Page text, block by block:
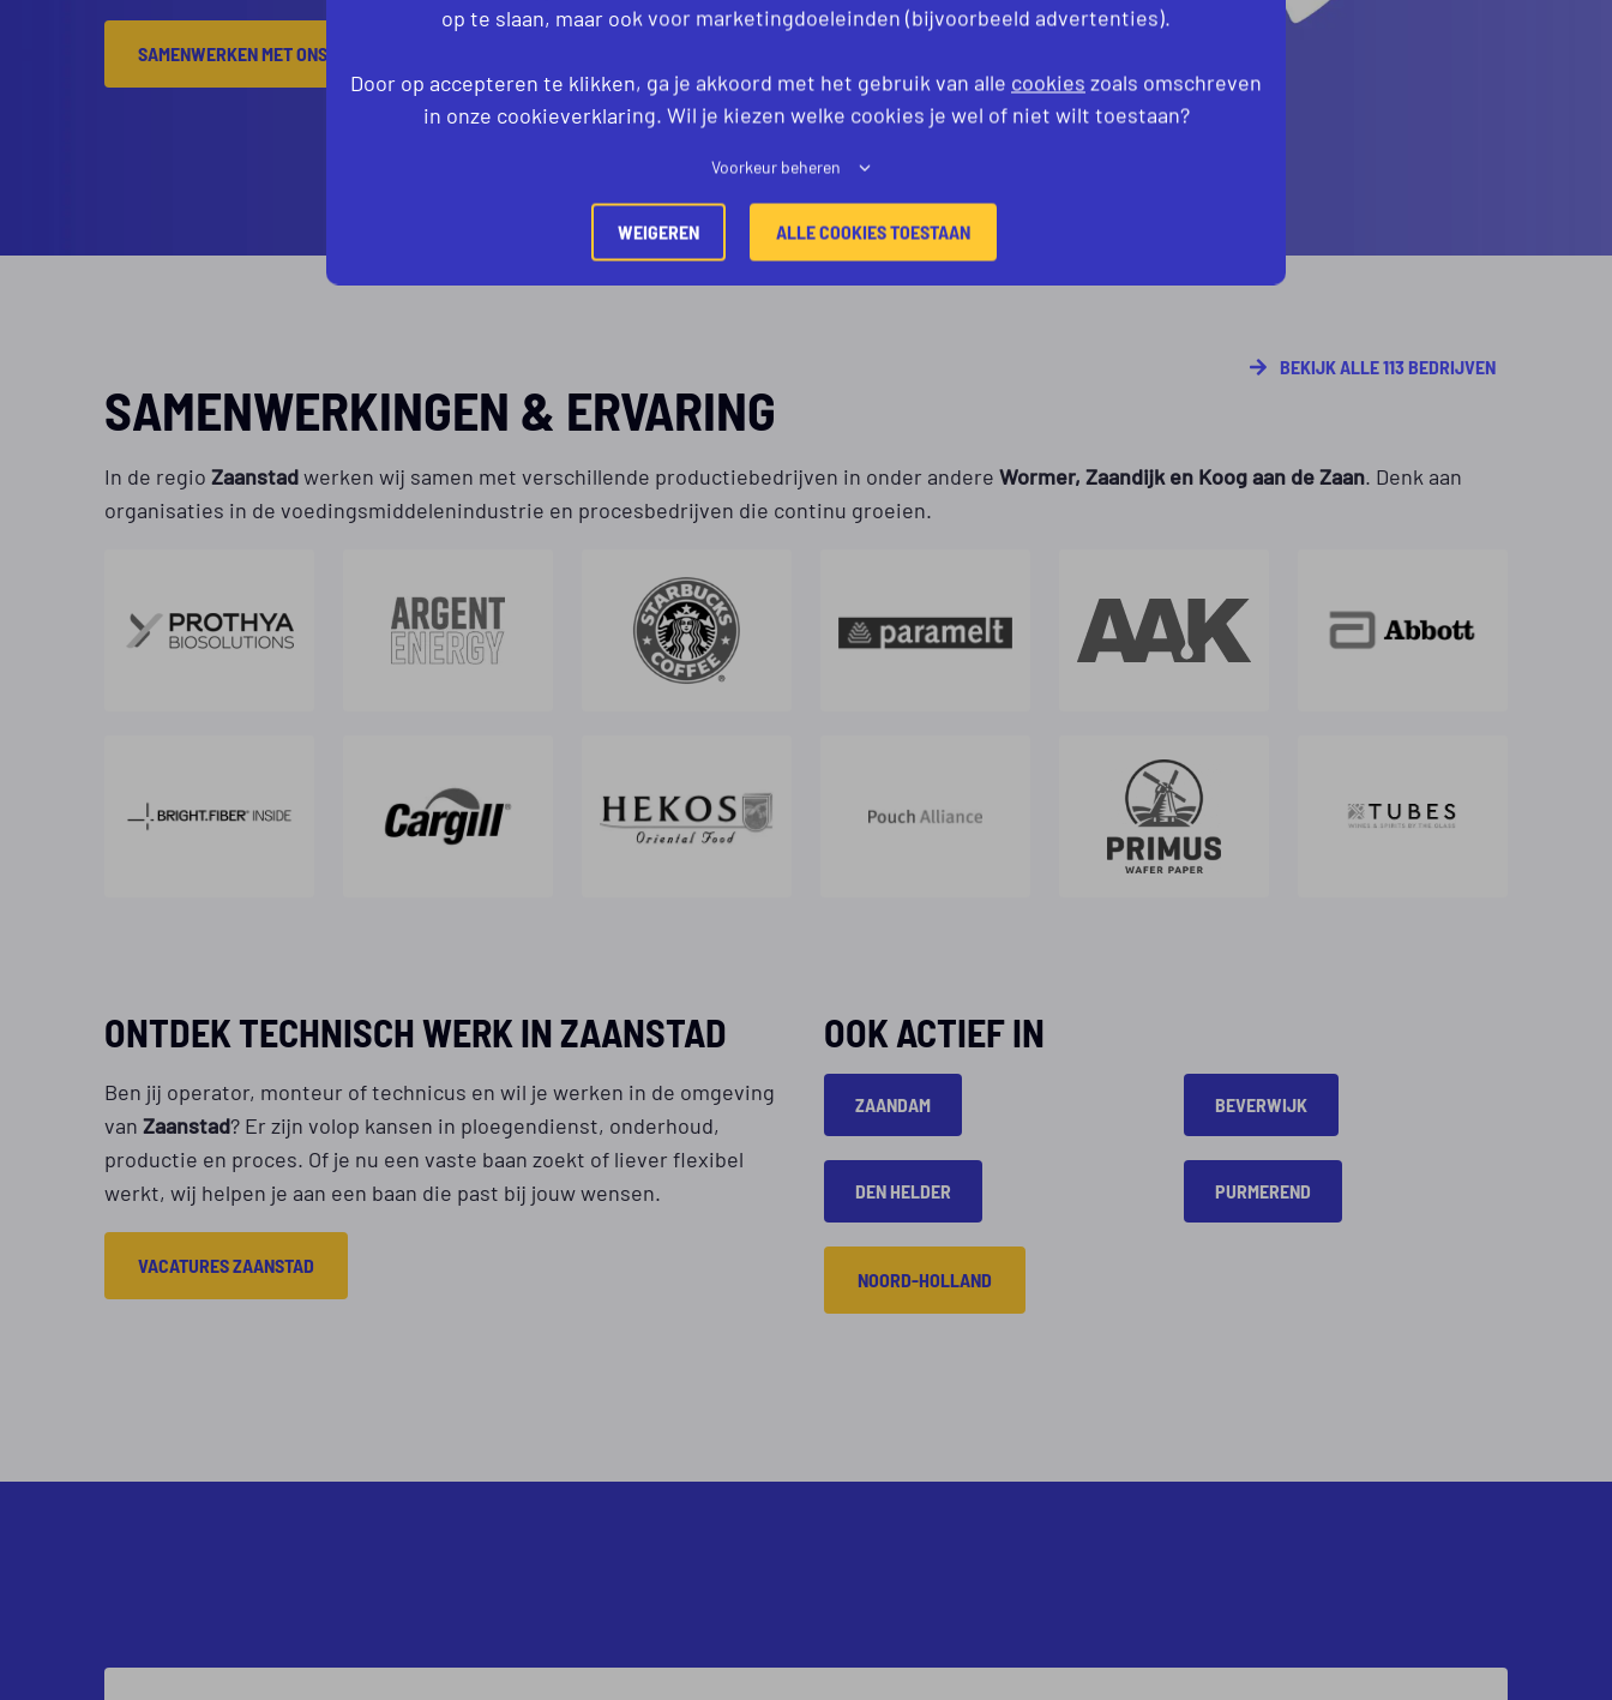
SAMENWERKEN MET ONS?
SAMENWERKINGEN & ERVARING
In de regio Zaanstadwerken wij samen met verschillende productiebedrijven in onder andere Wormer, Zaandijk en Koog aan de Zaan. Denk aan
organisaties in de voedingsmiddelenindustrie en procesbedrijven die continu groeien.
BEKIJK ALLE 113 BEDRIJVEN
ONTDEK TECHNISCH WERK IN ZAANSTAD
Ben jij operator, monteur of technicus en wil je werken in de omgeving
van Zaanstad? Er zijn volop kansen in ploegendienst, onderhoud,
productie en proces. Of je nu een vaste baan zoekt of liever flexibel
werkt, wij helpen je aan een baan die past bij jouw wensen.
VACATURES ZAANSTAD
OOK ACTIEF IN
ZAANDAM
DEN HELDER
BEVERWIJK
PURMEREND
NOORD-HOLLAND
op te slaan, maar ook voor marketingdoeleinden (bijvoorbeeld advertenties).
Door op accepteren te klikken, ga je akkoord met het gebruik van alle cookies zoals omschreven
in onze cookieverklaring. Wil je kiezen welke cookies je wel of niet wilt toestaan?
Voorkeur beheren
WEIGEREN ALLE COOKIES TOESTAAN